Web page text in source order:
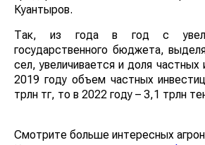
Куантыров.
Так, из года в год с
государственного бюджета,
сел, увеличивается и доля частных
2019 году объем частных
трлн тг, то в 2022 году – 3,1 трлн
Смотрите больше интересных